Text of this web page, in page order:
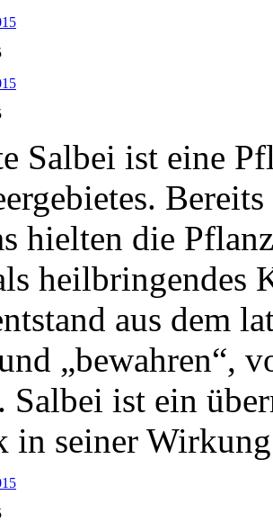
Salbei ist eine
hielten die
heilbringendes
aus dem
„bewahren“,
Salbei ist ein
in seiner